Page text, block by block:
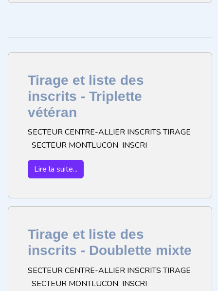
Tirage et liste des
inscrits - Triplette
vétéran
SECTEUR CENTRE-ALLIER INSCRITS TIRAGE
SECTEUR MONTLUCON INSCRI
Lire la suite...
Tirage et liste des
inscrits - Doublette mixte
SECTEUR CENTRE-ALLIER INSCRITS TIRAGE
SECTEUR MONTLUCON INSCRI